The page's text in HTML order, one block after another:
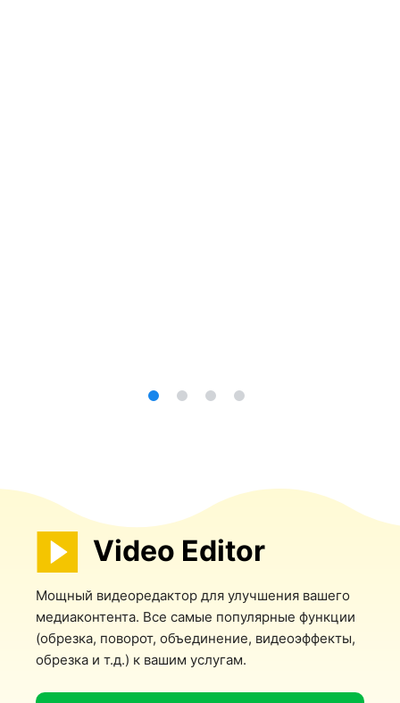
Video Editor
Мощный видеоредактор для улучшения вашего
медиаконтента. Все самые популярные функции
(обрезка, поворот, объединение, видеоэффекты,
обрезка и т.д.) к вашим услугам.